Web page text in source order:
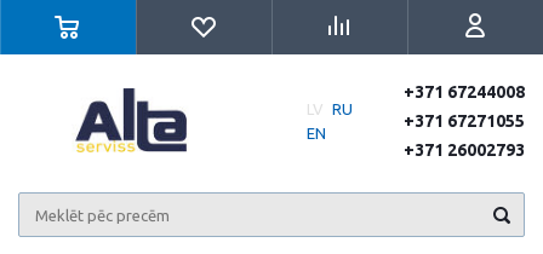
LV RU
EN
+371 67244008
+371 67271055
+371 26002793